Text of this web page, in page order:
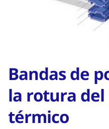
Bandas de
la rotura
térmico